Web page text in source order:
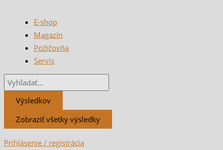
E-shop
Magazín
Požičovňa
Servis
Výsledkov
Zobraziť všetky výsledky
Prihlásenie / registrácia